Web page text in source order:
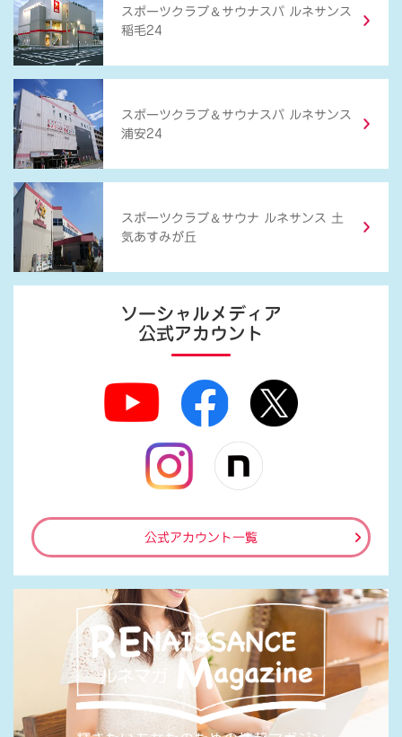
スポーツクラブ ＆ サウナスパ ルネサンス
稲毛24
スポーツクラブ ＆ サウナスパ ルネサンス
浦安24
スポーツクラブ ＆ サウナ ルネサンス 土
気あすみが丘
ソーシャルメディア
公式アカウント
公式アカウント一覧